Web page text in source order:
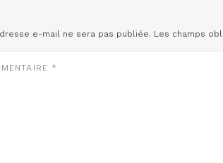
e-mail ne sera pas publiée. Les champs